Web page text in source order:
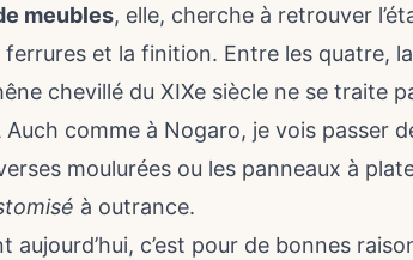
meubles, elle, cherche à retrouver
et la finition. Entre les quatre,
chevillé du XIXe siècle ne se traite
comme à Nogaro, je vois passer
moulurées ou les panneaux à
à outrance.
aujourd’hui, c’est pour de bonnes